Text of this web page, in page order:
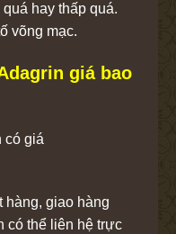
hay thấp quá.
võng mạc.
giá bao
có giá
giao hàng
có thể liên hệ trực